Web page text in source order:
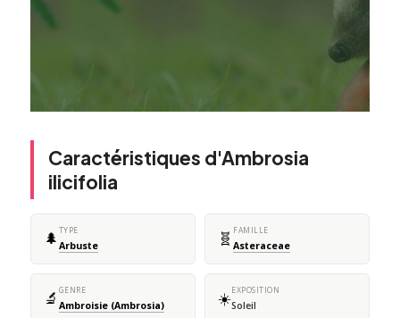
Caractéristiques d'Ambrosia
ilicifolia
🌲 TYPE
Arbuste 🧬 FAMILLE
Asteraceae
🔬 GENRE
Ambroisie (Ambrosia) ☀️EXPOSITION
Soleil